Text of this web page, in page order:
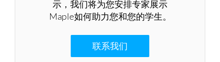
示，我们将为您安排专家展示
Maple如何助力您和您的学生。
联系我们